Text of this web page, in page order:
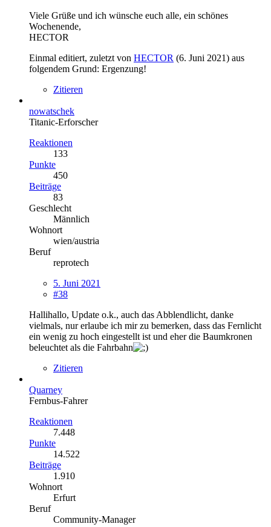
Viele Grüße und ich wünsche euch alle, ein schönes
Wochenende,
HECTOR
Einmal editiert, zuletzt von HECTOR (6. Juni 2021) aus
folgendem Grund: Ergenzung!
Zitieren
nowatschek
Titanic-Erforscher
Reaktionen
133
Punkte
450
Beiträge
83
Geschlecht
Männlich
Wohnort
wien/austria
Beruf
reprotech
5. Juni 2021
#38
Hallihallo, Update o.k., auch das Abblendlicht, danke
vielmals, nur erlaube ich mir zu bemerken, dass das Fernlicht
ein wenig zu hoch eingestellt ist und eher die Baumkronen
beleuchtet als die Fahrbahn
Zitieren
Quarney
Fernbus-Fahrer
Reaktionen
7.448
Punkte
14.522
Beiträge
1.910
Wohnort
Erfurt
Beruf
Community-Manager